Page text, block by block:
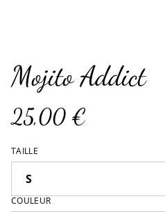
Mojito Addict
25,00 €
TAILLE
COULEUR